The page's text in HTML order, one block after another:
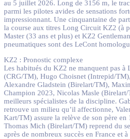
au 5 juillet 2026. Long de 3156 m, le
parmi les pilotes avides de sensations
impressionnant. Une cinquantaine de
la course aux titres Long Circuit KZ2 (à
Master (33 ans et plus) et KZ2
pneumatiques sont des LeCont
KZ2 : Pronostic complexe
Les habitués du KZ2 ne manquent pas à
(CRG/TM), Hugo Choisnet (Intrepid/
Alexandre Gladstein (Birelart/TM),
Champion 2023, Nicolas Masle
meilleurs spécialistes de la discipline.
retrouve un milieu qu’il affectionne,
Kart/TM) assure la relève de son père en
Thomas Mich (Birelart/TM) reprend du
après de nombreux succès en France et